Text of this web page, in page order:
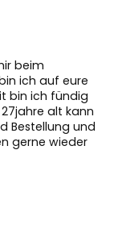
beim
ich auf eure
bin ich fündig
alt kann
Bestellung und
gerne wieder